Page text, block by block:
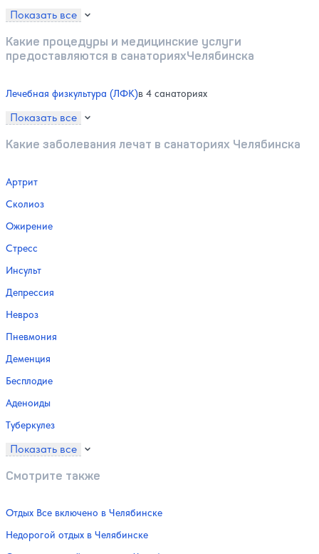
Показать все
Какие процедуры и медицинские услуги
предоставляются в санаторияхЧелябинска
Лечебная физкультура (ЛФК)в 4 санаториях
Показать все
Какие заболевания лечат в санаториях Челябинска
Артрит
Сколиоз
Ожирение
Стресс
Инсульт
Депрессия
Невроз
Пневмония
Деменция
Бесплодие
Аденоиды
Туберкулез
Показать все
Смотрите также
Отдых Все включено в Челябинске
Недорогой отдых в Челябинске